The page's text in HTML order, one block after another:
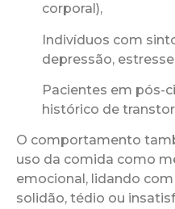
corporal),
Indivíduos com
depressão,
Pacientes em pós-
histórico de
O comportamento
uso da comida como
emocional, lidando
solidão, tédio ou